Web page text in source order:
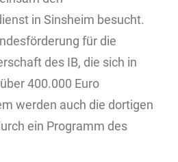
in Sinsheim besucht.
für die
des IB, die sich in
400.000 Euro
werden auch die dortigen
ein Programm des